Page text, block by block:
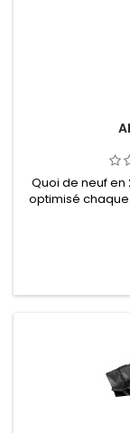
Quoi de neuf en
optimisé
cette
Yamamoto haut
mousse mis à
chaque